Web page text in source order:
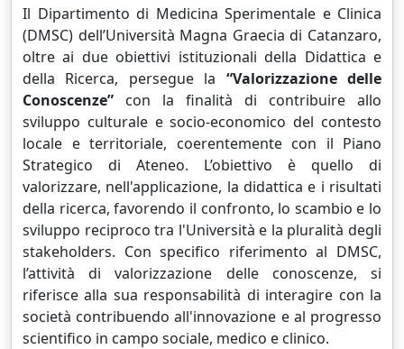
Il Dipartimento di Medicina Sperimentale e Clinica
(DMSC) dell’Università Magna Graecia di Catanzaro,
oltre ai due obiettivi istituzionali della Didattica e
della Ricerca, persegue la “Valorizzazione delle
Conoscenze” con la finalità di contribuire allo
sviluppo culturale e socio-economico del contesto
locale e territoriale, coerentemente con il Piano
Strategico di Ateneo. L’obiettivo è quello di
valorizzare, nell'applicazione, la didattica e i risultati
della ricerca, favorendo il confronto, lo scambio e lo
sviluppo reciproco tra l'Università e la pluralità degli
stakeholders. Con specifico riferimento al DMSC,
l’attività di valorizzazione delle conoscenze, si
riferisce alla sua responsabilità di interagire con la
società contribuendo all'innovazione e al progresso
scientifico in campo sociale, medico e clinico.